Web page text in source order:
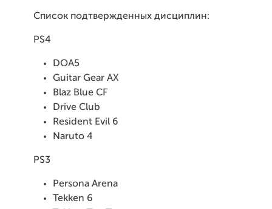
Список подтвержденных дисциплин:
PS4
DOA5
Guitar Gear AX
Blaz Blue CF
Drive Club
Resident Evil 6
Naruto 4
PS3
Persona Arena
Tekken 6